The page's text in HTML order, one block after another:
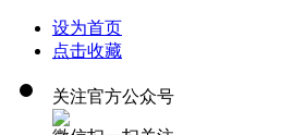
设为首页
点击收藏
关注官方公众号